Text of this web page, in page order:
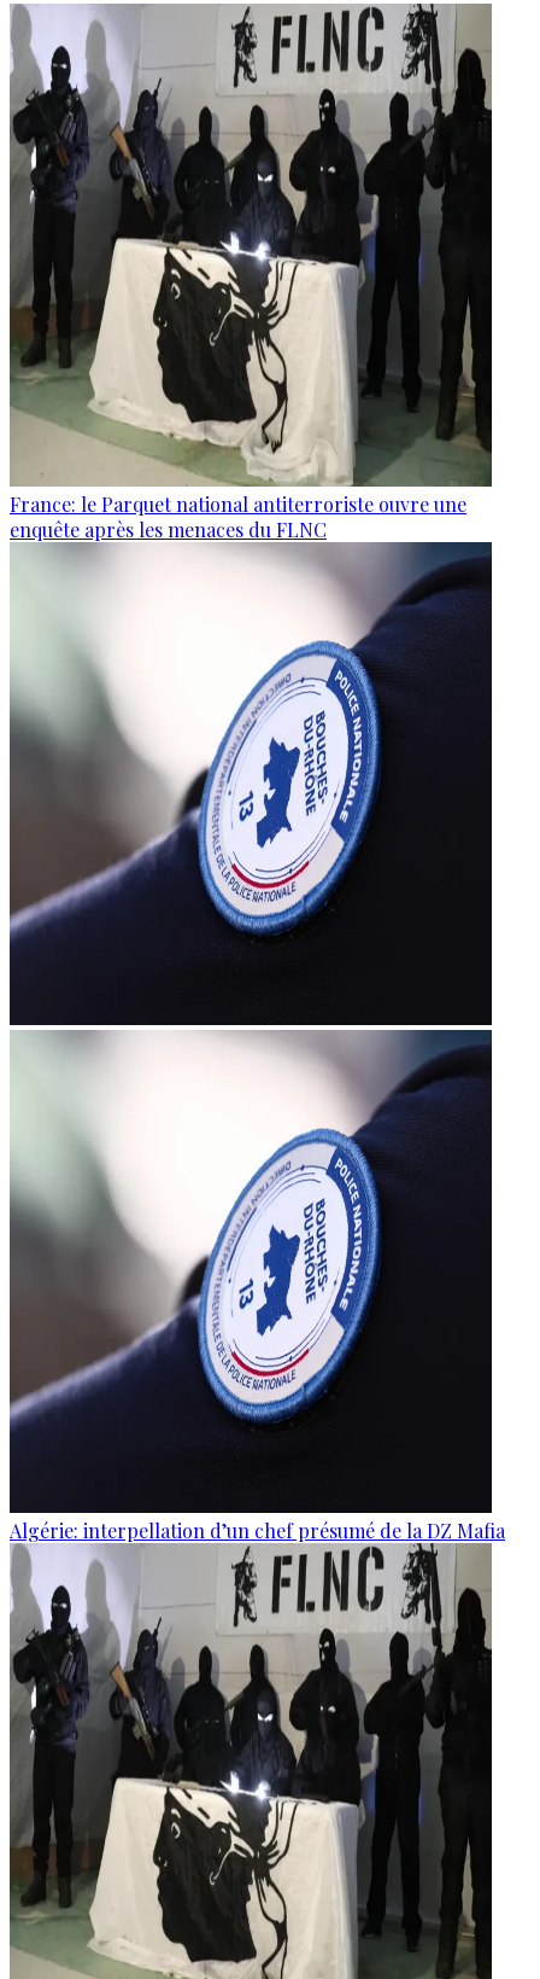
France: le Parquet national antiterroriste ouvre une
enquête après les menaces du FLNC
Algérie: interpellation d’un chef présumé de la DZ Mafia